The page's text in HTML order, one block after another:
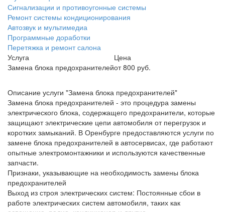
Сигнализации и противоугонные системы
Ремонт системы кондиционирования
Автозвук и мультимедиа
Программные доработки
Перетяжка и ремонт салона
Услуга
Цена
Замена блока предохранителейот 800 руб.
Описание услуги "Замена блока предохранителей"
Замена блока предохранителей - это процедура замены
электрического блока, содержащего предохранители, которые
защищают электрические цепи автомобиля от перегрузок и
коротких замыканий. В Оренбурге предоставляются услуги по
замене блока предохранителей в автосервисах, где работают
опытные электромонтажники и используются качественные
запчасти.
Признаки, указывающие на необходимость замены блока
предохранителей
Выход из строя электрических систем: Постоянные сбои в
работе электрических систем автомобиля, таких как